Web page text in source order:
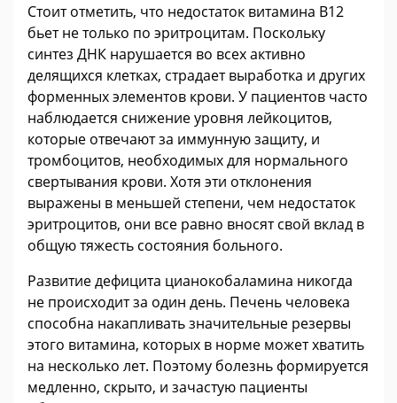
Стоит отметить, что недостаток витамина В12
бьет не только по эритроцитам. Поскольку
синтез ДНК нарушается во всех активно
делящихся клетках, страдает выработка и других
форменных элементов крови. У пациентов часто
наблюдается снижение уровня лейкоцитов,
которые отвечают за иммунную защиту, и
тромбоцитов, необходимых для нормального
свертывания крови. Хотя эти отклонения
выражены в меньшей степени, чем недостаток
эритроцитов, они все равно вносят свой вклад в
общую тяжесть состояния больного.
Развитие дефицита цианокобаламина никогда
не происходит за один день. Печень человека
способна накапливать значительные резервы
этого витамина, которых в норме может хватить
на несколько лет. Поэтому болезнь формируется
медленно, скрыто, и зачастую пациенты